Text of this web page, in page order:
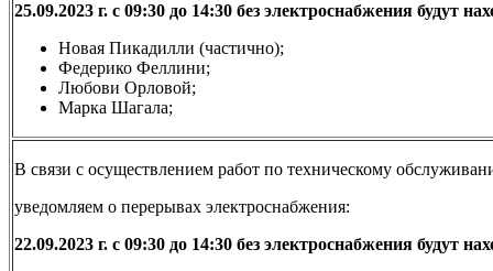
25.09.2023 г. с 09:30 до 14:30 без электроснабжения будут
Новая Пикадилли (частично);
Федерико Феллини;
Любови Орловой;
Марка Шагала;
В связи с осуществлением работ по техническому
уведомляем о перерывах электроснабжения:
22.09.2023 г. с 09:30 до 14:30 без электроснабжения будут